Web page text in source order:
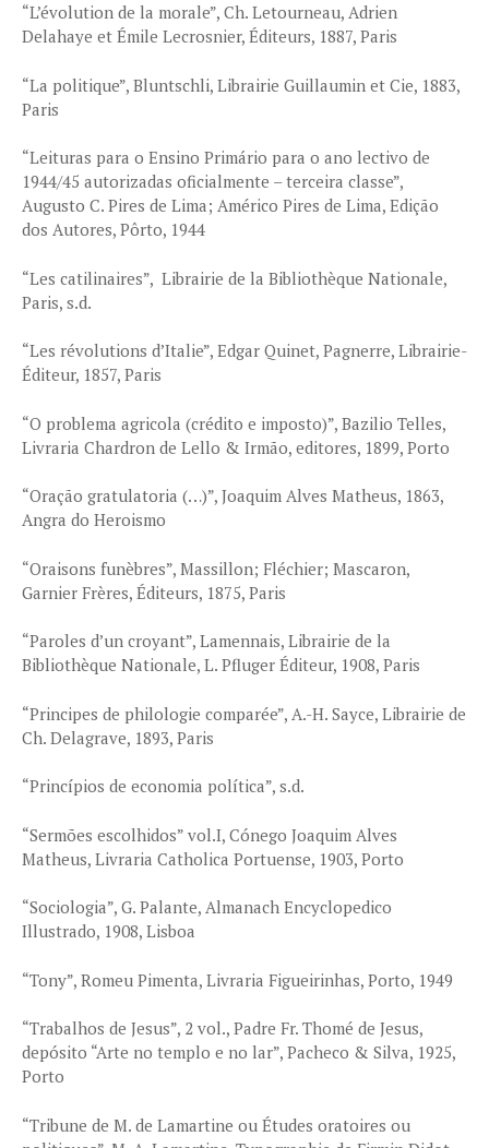
“L’évolution de la morale”, Ch. Letourneau, Adrien
Delahaye et Émile Lecrosnier, Éditeurs, 1887, Paris
“La politique”, Bluntschli, Librairie Guillaumin et Cie, 1883,
Paris
“Leituras para o Ensino Primário para o ano lectivo de
1944/45 autorizadas oficialmente – terceira classe”,
Augusto C. Pires de Lima; Américo Pires de Lima, Edição
dos Autores, Pôrto, 1944
“Les catilinaires”, Librairie de la Bibliothèque Nationale,
Paris, s.d.
“Les révolutions d’Italie”, Edgar Quinet, Pagnerre, Librairie-
Éditeur, 1857, Paris
“O problema agricola (crédito e imposto)”, Bazilio Telles,
Livraria Chardron de Lello & Irmão, editores, 1899, Porto
“Oração gratulatoria (…)”, Joaquim Alves Matheus, 1863,
Angra do Heroismo
“Oraisons funèbres”, Massillon; Fléchier; Mascaron,
Garnier Frères, Éditeurs, 1875, Paris
“Paroles d’un croyant”, Lamennais, Librairie de la
Bibliothèque Nationale, L. Pfluger Éditeur, 1908, Paris
“Principes de philologie comparée”, A.-H. Sayce, Librairie de
Ch. Delagrave, 1893, Paris
“Princípios de economia política”, s.d.
“Sermões escolhidos” vol.I, Cónego Joaquim Alves
Matheus, Livraria Catholica Portuense, 1903, Porto
“Sociologia”, G. Palante, Almanach Encyclopedico
Illustrado, 1908, Lisboa
“Tony”, Romeu Pimenta, Livraria Figueirinhas, Porto, 1949
“Trabalhos de Jesus”, 2 vol., Padre Fr. Thomé de Jesus,
depósito “Arte no templo e no lar”, Pacheco & Silva, 1925,
Porto
“Tribune de M. de Lamartine ou Études oratoires ou